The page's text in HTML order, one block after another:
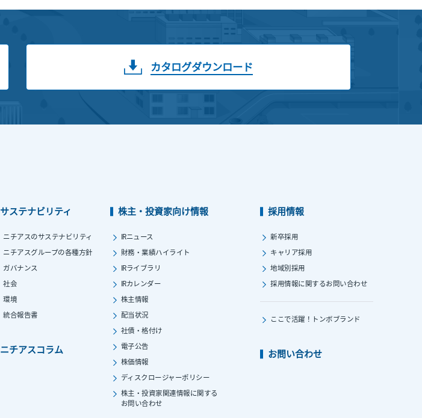
カタログダウンロード
サステナビリティ
ニチアスのサステナビリティ
ニチアスグループの各種方針
ガバナンス
社会
環境
統合報告書
ニチアスコラム
株主・投資家向け情報
IRニュース
財務・業績ハイライト
IRライブラリ
IRカレンダー
株主情報
配当状況
社債・格付け
電子公告
株価情報
ディスクロージャーポリシー
株主・投資家関連情報に関する
お問い合わせ
採用情報
新卒採用
キャリア採用
地域別採用
採用情報に関するお問い合わせ
ここで活躍！ トンボブランド
お問い合わせ